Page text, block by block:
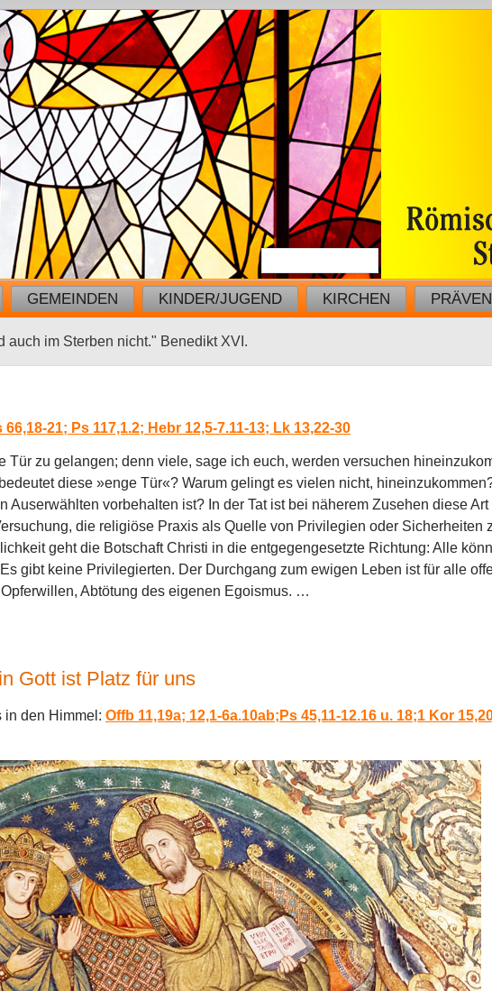
GEMEINDEN KINDER/JUGEND KIRCHEN
auch im Sterben nicht." Benedikt XVI.
66,18-21; Ps 117,1.2; Hebr 12,5-7.11-13; Lk 13,22-30
Tür zu gelangen; denn viele, sage ich euch, werden versuchen
diese »enge Tür«? Warum gelingt es vielen nicht,
Auserwählten vorbehalten ist? In der Tat ist bei näherem Zusehen diese
die religiöse Praxis als Quelle von Privilegien oder Sicherheiten
geht die Botschaft Christi in die entgegengesetzte Richtung: Alle
gibt keine Privilegierten. Der Durchgang zum ewigen Leben ist für alle
Abtötung des eigenen Egoismus. …
Gott ist Platz für uns
in den Himmel: Offb 11,19a; 12,1-6a.10ab;Ps 45,11-12.16 u. 18;1 Kor